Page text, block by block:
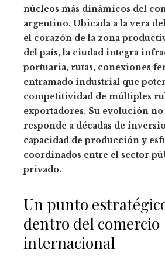
núcleos más dinámicos del
argentino. Ubicada a la vera
el corazón de la zona
del país, la ciudad integra
portuaria, rutas, conexiones
entramado industrial que
competitividad de múltiples
exportadores. Su evolución
responde a décadas de
capacidad de producción y
coordinados entre el sector
privado.
Un punto
dentro del comercio
internacional